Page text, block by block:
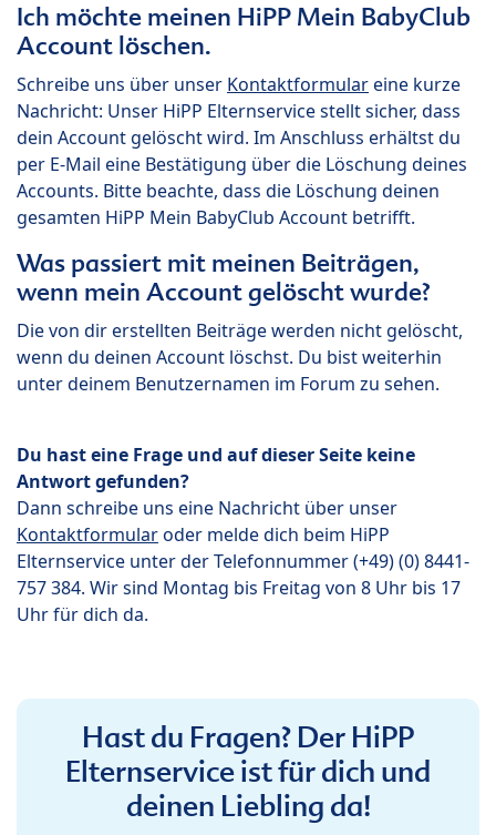
Ich möchte meinen HiPP Mein BabyClub
Account löschen.
Schreibe uns über unser Kontaktformulareine kurze
Nachricht: Unser HiPP Elternservice stellt sicher, dass
dein Account gelöscht wird. Im Anschluss erhältst du
per E-Mail eine Bestätigung über die Löschung deines
Accounts. Bitte beachte, dass die Löschung deinen
gesamten HiPP Mein BabyClub Account betrifft.
Was passiert mit meinen Beiträgen,
wenn mein Account gelöscht wurde?
Die von dir erstellten Beiträge werden nicht gelöscht,
wenn du deinen Account löschst. Du bist weiterhin
unter deinem Benutzernamen im Forum zu sehen.
Du hast eine Frage und auf dieser Seite keine
Antwort gefunden?
Dann schreibe uns eine Nachricht über unser
Kontaktformularoder melde dich beim HiPP
Elternservice unter der Telefonnummer (+49) (0) 8441-
757 384. Wir sind Montag bis Freitag von 8 Uhr bis 17
Uhr für dich da.
Hast du Fragen? Der HiPP
Elternservice ist für dich und
deinen Liebling da!